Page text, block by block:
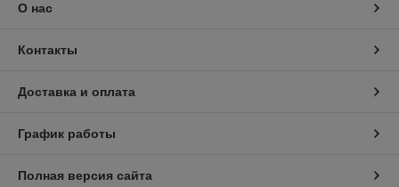
О нас
Контакты
Доставка и оплата
График работы
Полная версия сайта